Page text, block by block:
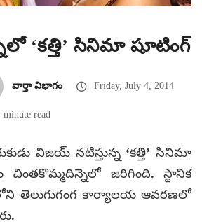
‘కత్తి’ సినిమా షూటింగ్
వార్తా విభాగం Friday, July 4, 2014
minute read
విజయ్ నటిస్తున్న ‘కత్తి’ సినిమా
చింతకొమ్మదిన్నెలో జరిగింది. స్థానిక
తెలుగుగంగ కార్యాలయ ఆవరణలో